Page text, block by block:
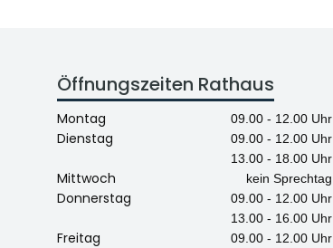
Öffnungszeiten Rathaus
Montag 09.00 - 12.00 Uhr
Dienstag
09.00 - 12.00 Uhr
13.00 - 18.00 Uhr
Mittwoch kein Sprechtag
Donnerstag
09.00 - 12.00 Uhr
13.00 - 16.00 Uhr
Freitag 09.00 - 12.00 Uhr